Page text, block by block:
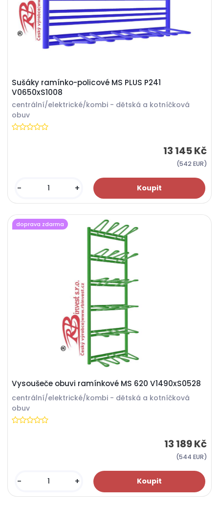
Sušáky ramínko-policové MS PLUS P241
V0650xS1008
centrální/elektrické/kombi - dětská a kotníčková
obuv
13 145 Kč
(542 EUR)
- +
Vysoušeče obuvi ramínkové MS 620 V1490xS0528
centrální/elektrické/kombi - dětská a kotníčková
obuv
13 189 Kč
(544 EUR)
- +
doprava zdarma